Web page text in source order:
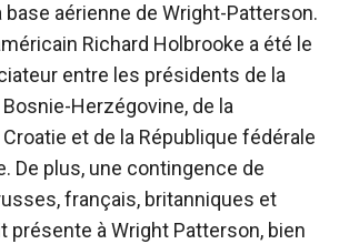
base aérienne de Wright-Patterson.
Richard Holbrooke a été le
entre les présidents de la
Herzégovine, de la
et de la République fédérale
De plus, une contingence de
français, britanniques et
présente à Wright Patterson, bien